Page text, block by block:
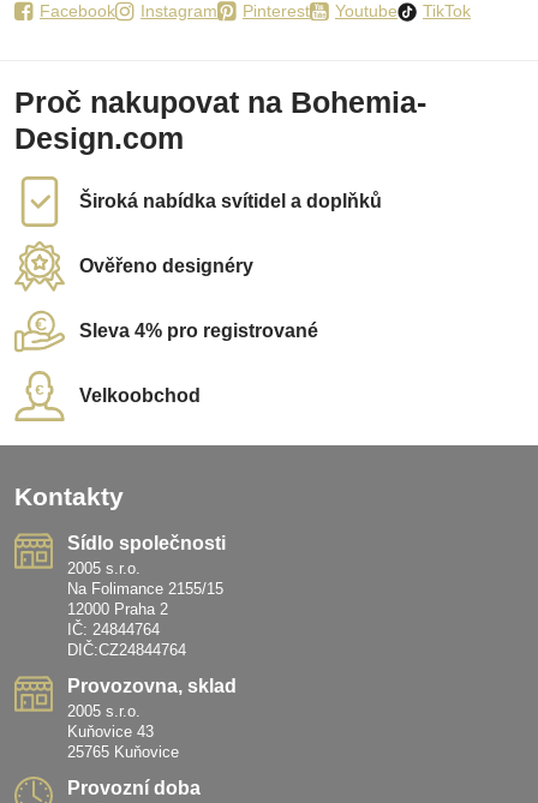
Facebook Instagram Pinterest Youtube TikTok
Proč nakupovat na Bohemia-
Design.com
Široká nabídka svítidel a doplňků
Ověřeno designéry
Sleva 4% pro registrované
Velkoobchod
Kontakty
Sídlo společnosti
2005 s.r.o.
Na Folimance 2155/15
12000 Praha 2
IČ: 24844764
DIČ:CZ24844764
Provozovna, sklad
2005 s.r.o.
Kuňovice 43
25765 Kuňovice
Provozní doba